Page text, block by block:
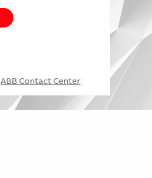
ABB Contact Center